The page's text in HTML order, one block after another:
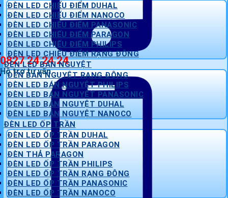
0827 24 24 24
Hỗ trợ tư vấn
ĐÈN LED CHIẾU ĐIỂM DUHAL
ĐÈN LED CHIẾU ĐIỂM NANOCO
ĐÈN LED CHIẾU ĐIỂM PANASONIC
ĐÈN LED CHIẾU ĐIỂM PARAGON
ĐÈN LED CHIẾU ĐIỂM PHILIPS
ĐÈN LED CHIẾU ĐIỂM RẠNG ĐÔNG
ĐÈN LED BÁN NGUYỆT
ĐÈN BÁN NGUYỆT RẠNG ĐÔNG
ĐÈN LED BÁN NGUYỆT PHILIPS
ĐÈN LED BÁN NGUYỆT PANASONIC
ĐÈN LED BÁN NGUYỆT DUHAL
ĐÈN LED BÁN NGUYỆT NANOCO
ĐÈN LED ỐP TRẦN
ĐÈN LED ỐP TRẦN DUHAL
ĐÈN LED ỐP TRẦN PARAGON
ĐÈN THẢ PARAGON
ĐÈN LED ỐP TRẦN PHILIPS
ĐÈN LED ỐP TRẦN RẠNG ĐÔNG
ĐÈN LED ỐP TRẦN PANASONIC
ĐÈN LED ỐP TRẦN NANOCO